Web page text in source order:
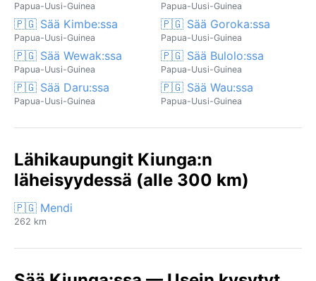
Papua-Uusi-Guinea Papua-Uusi-Guinea
🇵🇬 Sää Kimbe:ssa
Papua-Uusi-Guinea
🇵🇬 Sää Goroka:ssa
Papua-Uusi-Guinea
🇵🇬 Sää Wewak:ssa
Papua-Uusi-Guinea
🇵🇬 Sää Bulolo:ssa
Papua-Uusi-Guinea
🇵🇬 Sää Daru:ssa
Papua-Uusi-Guinea
🇵🇬 Sää Wau:ssa
Papua-Uusi-Guinea
Lähikaupungit Kiunga:n
läheisyydessä (alle 300 km)
🇵🇬 Mendi
262 km